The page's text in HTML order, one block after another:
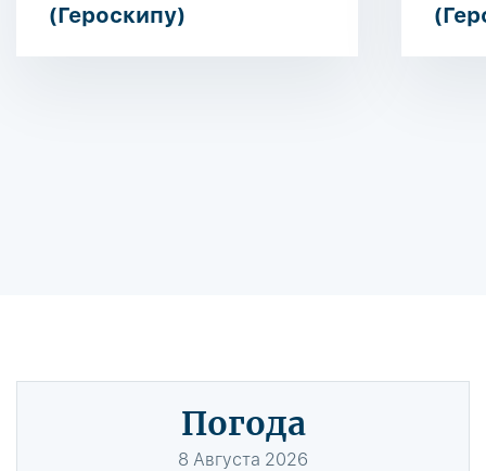
(Героскипу)
Погода
8 Августа 2026